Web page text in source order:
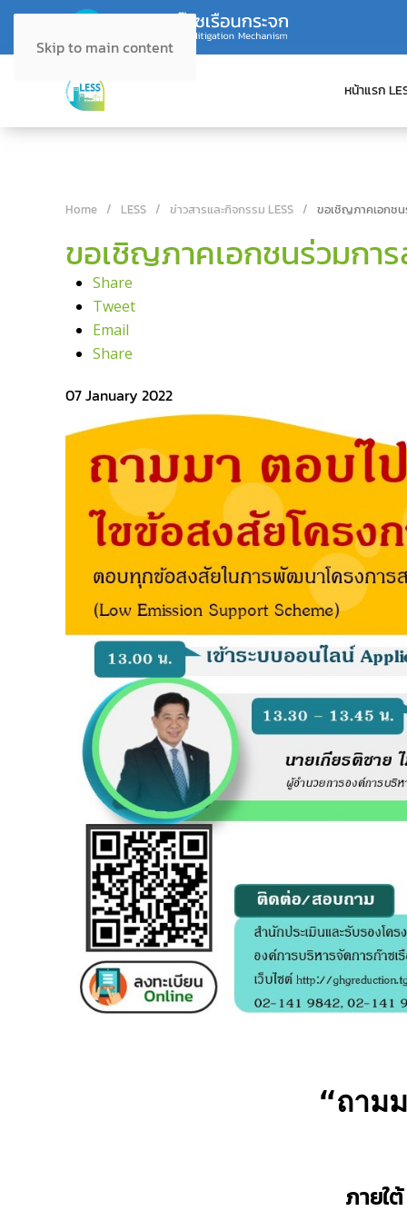
Skip to main content
หน้าแรก
Home LESS ข่าวสารและกิจกรรม LESS ขอเชิญภาคเอกชน
ขอเชิญภาคเอกชนร่วมการ
Share
Tweet
Email
Share
07 January 2022
“ถาม
ภายใ